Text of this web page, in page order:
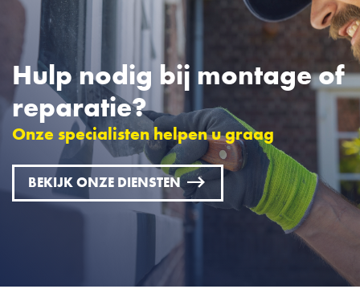
Hulp nodig bij montage of
reparatie?
Onze specialisten helpen u graag
BEKIJK ONZE DIENSTEN